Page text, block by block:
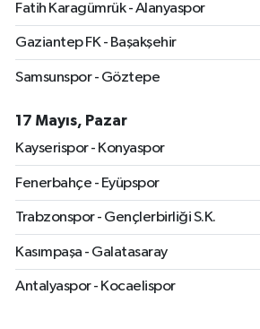
Fatih Karagümrük - Alanyaspor
Gaziantep FK - Başakşehir
Samsunspor - Göztepe
17 Mayıs, Pazar
Kayserispor - Konyaspor
Fenerbahçe - Eyüpspor
Trabzonspor - Gençlerbirliği S.K.
Kasımpaşa - Galatasaray
Antalyaspor - Kocaelispor